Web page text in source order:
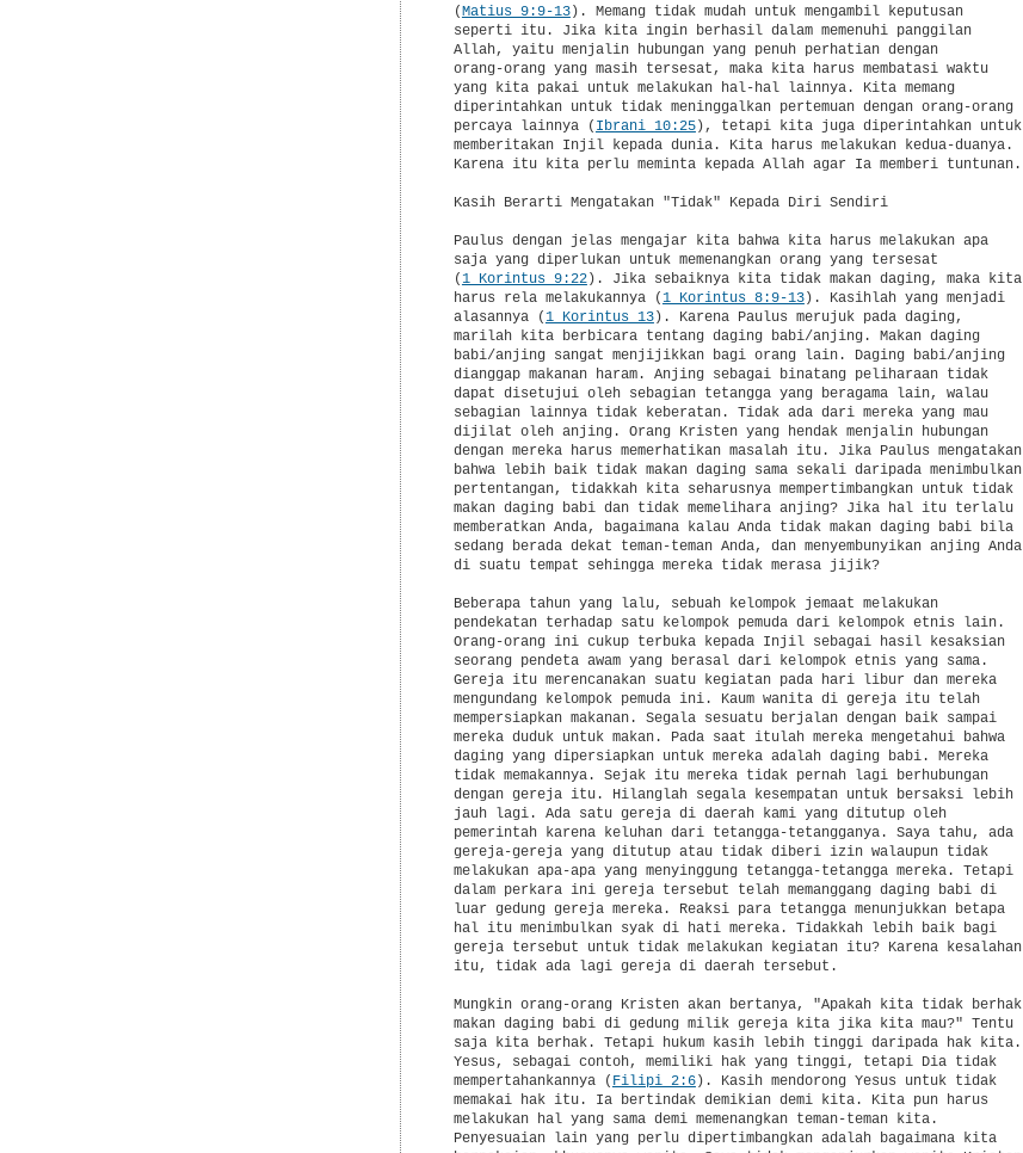
  (
Matius 9:9-13). Memang tidak mudah untuk mengambil keputusan
  seperti itu. Jika kita ingin berhasil dalam memenuhi panggilan
  Allah, yaitu menjalin hubungan yang penuh perhatian dengan
  orang-orang yang masih tersesat, maka kita harus membatasi waktu
  yang kita pakai untuk melakukan hal-hal lainnya. Kita memang
  diperintahkan untuk tidak meninggalkan pertemuan dengan orang-orang
  percaya lainnya (
Ibrani 10:25), tetapi kita juga diperintahkan untuk
  memberitakan Injil kepada dunia. Kita harus melakukan kedua-duanya.
  Karena itu kita perlu meminta kepada Allah agar Ia memberi tuntunan.
  Kasih Berarti Mengatakan "Tidak" Kepada Diri Sendiri
  Paulus dengan jelas mengajar kita bahwa kita harus melakukan apa
  saja yang diperlukan untuk memenangkan orang yang tersesat
  (
1 Korintus 9:22). Jika sebaiknya kita tidak makan daging, maka kita
  harus rela melakukannya (
1 Korintus 8:9-13). Kasihlah yang menjadi
  alasannya (
1 Korintus 13). Karena Paulus merujuk pada daging,
  marilah kita berbicara tentang daging babi/anjing. Makan daging
  babi/anjing sangat menjijikkan bagi orang lain. Daging babi/anjing
  dianggap makanan haram. Anjing sebagai binatang peliharaan tidak
  dapat disetujui oleh sebagian tetangga yang beragama lain, walau
  sebagian lainnya tidak keberatan. Tidak ada dari mereka yang mau
  dijilat oleh anjing. Orang Kristen yang hendak menjalin hubungan
  dengan mereka harus memerhatikan masalah itu. Jika Paulus mengatakan
  bahwa lebih baik tidak makan daging sama sekali daripada menimbulkan
  pertentangan, tidakkah kita seharusnya mempertimbangkan untuk tidak
  makan daging babi dan tidak memelihara anjing? Jika hal itu terlalu
  memberatkan Anda, bagaimana kalau Anda tidak makan daging babi bila
  sedang berada dekat teman-teman Anda, dan menyembunyikan anjing Anda
  di suatu tempat sehingga mereka tidak merasa jijik?
  Beberapa tahun yang lalu, sebuah kelompok jemaat melakukan
  pendekatan terhadap satu kelompok pemuda dari kelompok etnis lain.
  Orang-orang ini cukup terbuka kepada Injil sebagai hasil kesaksian
  seorang pendeta awam yang berasal dari kelompok etnis yang sama.
  Gereja itu merencanakan suatu kegiatan pada hari libur dan mereka
  mengundang kelompok pemuda ini. Kaum wanita di gereja itu telah
  mempersiapkan makanan. Segala sesuatu berjalan dengan baik sampai
  mereka duduk untuk makan. Pada saat itulah mereka mengetahui bahwa
  daging yang dipersiapkan untuk mereka adalah daging babi. Mereka
  tidak memakannya. Sejak itu mereka tidak pernah lagi berhubungan
  dengan gereja itu. Hilanglah segala kesempatan untuk bersaksi lebih
  jauh lagi. Ada satu gereja di daerah kami yang ditutup oleh
  pemerintah karena keluhan dari tetangga-tetangganya. Saya tahu, ada
  gereja-gereja yang ditutup atau tidak diberi izin walaupun tidak
  melakukan apa-apa yang menyinggung tetangga-tetangga mereka. Tetapi
  dalam perkara ini gereja tersebut telah memanggang daging babi di
  luar gedung gereja mereka. Reaksi para tetangga menunjukkan betapa
  hal itu menimbulkan syak di hati mereka. Tidakkah lebih baik bagi
  gereja tersebut untuk tidak melakukan kegiatan itu? Karena kesalahan
  itu, tidak ada lagi gereja di daerah tersebut.
  Mungkin orang-orang Kristen akan bertanya, "Apakah kita tidak berhak
  makan daging babi di gedung milik gereja kita jika kita mau?" Tentu
  saja kita berhak. Tetapi hukum kasih lebih tinggi daripada hak kita.
  Yesus, sebagai contoh, memiliki hak yang tinggi, tetapi Dia tidak
  mempertahankannya (
Filipi 2:6). Kasih mendorong Yesus untuk tidak
  memakai hak itu. Ia bertindak demikian demi kita. Kita pun harus
  melakukan hal yang sama demi memenangkan teman-teman kita.
  Penyesuaian lain yang perlu dipertimbangkan adalah bagaimana kita